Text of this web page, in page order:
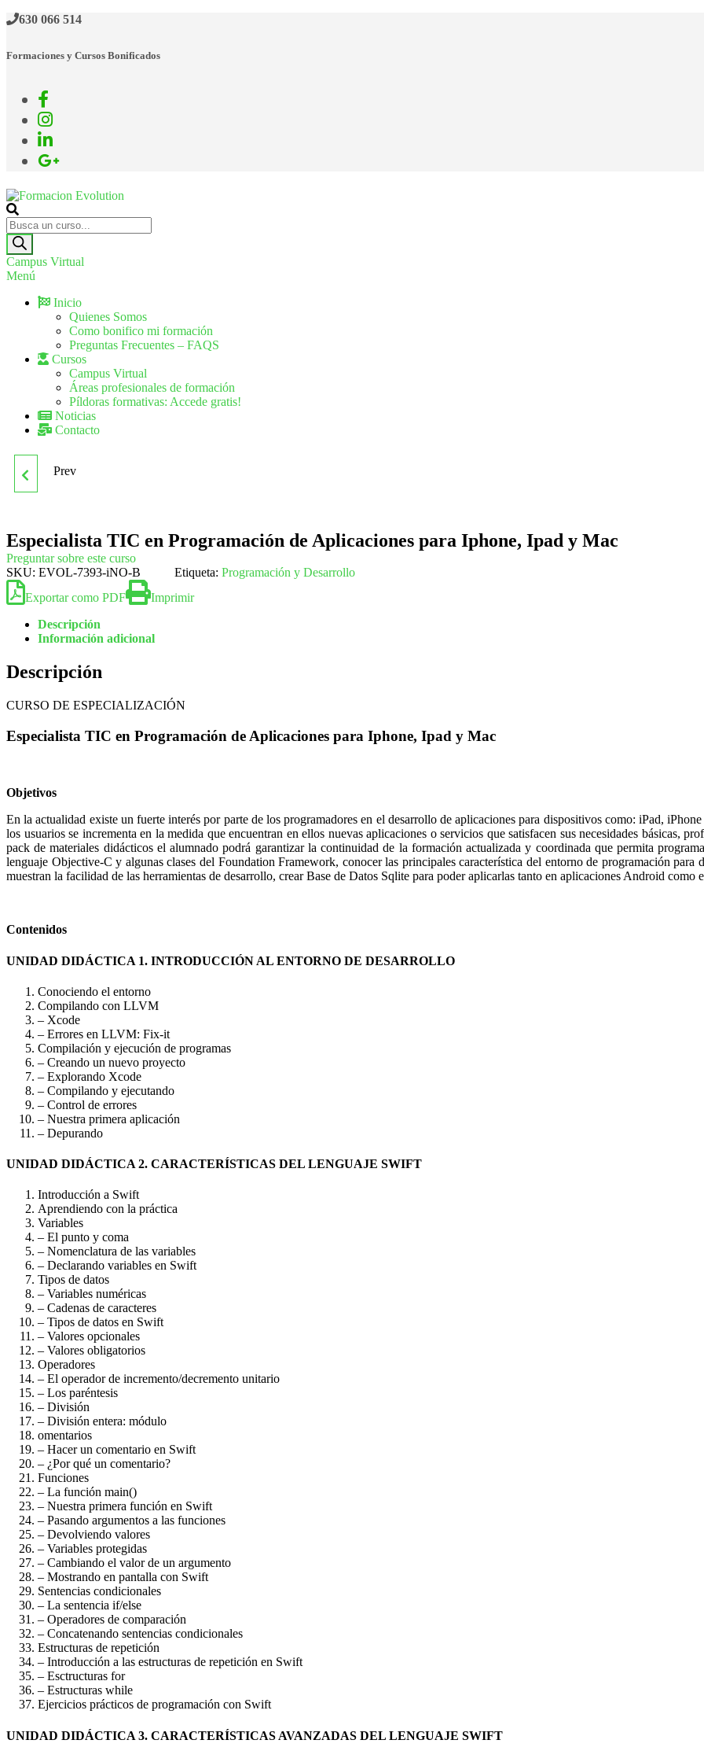
630 066 514
Formaciones y Cursos Bonificados
Formacion Evolution
Cursos de formación continua
Campus Virtual
Menú
Inicio
Quienes Somos
Como bonifico mi formación
Preguntas Frecuentes – FAQS
Cursos
Campus Virtual
Áreas profesionales de formación
Píldoras formativas: Accede gratis!
Noticias
Contacto
ESPECIALISTA TIC EN
ANIMACIÓN DE
PERSONAJES CON 3D
STUDIO MAX
Prev
Especialista TIC en Programación de Aplicaciones para Iphone, Ipad y Mac
Preguntar sobre este curso
SKU: EVOL-7393-iNO-B Etiqueta: Programación y Desarrollo
Exportar como PDF
Imprimir
Descripción
Información adicional
Descripción
CURSO DE ESPECIALIZACIÓN
Especialista TIC en Programación de Aplicaciones para Iphone, Ipad y Mac
Objetivos
En la actualidad existe un fuerte interés por parte de los programadores en el desarrollo de aplicaciones para dispositivos como: iPad,
los usuarios se incrementa en la medida que encuentran en ellos nuevas aplicaciones o servicios que satisfacen sus necesidades básicas,
pack de materiales didácticos el alumnado podrá garantizar la continuidad de la formación actualizada y coordinada que permita
lenguaje Objective-C y algunas clases del Foundation Framework, conocer las principales característica del entorno de programación para
muestran la facilidad de las herramientas de desarrollo, crear Base de Datos Sqlite para poder aplicarlas tanto en aplicaciones Android
Contenidos
UNIDAD DIDÁCTICA 1. INTRODUCCIÓN AL ENTORNO DE DESARROLLO
Conociendo el entorno
Compilando con LLVM
– Xcode
– Errores en LLVM: Fix-it
Compilación y ejecución de programas
– Creando un nuevo proyecto
– Explorando Xcode
– Compilando y ejecutando
– Control de errores
– Nuestra primera aplicación
– Depurando
UNIDAD DIDÁCTICA 2. CARACTERÍSTICAS DEL LENGUAJE SWIFT
Introducción a Swift
Aprendiendo con la práctica
Variables
– El punto y coma
– Nomenclatura de las variables
– Declarando variables en Swift
Tipos de datos
– Variables numéricas
– Cadenas de caracteres
– Tipos de datos en Swift
– Valores opcionales
– Valores obligatorios
Operadores
– El operador de incremento/decremento unitario
– Los paréntesis
– División
– División entera: módulo
omentarios
– Hacer un comentario en Swift
– ¿Por qué un comentario?
Funciones
– La función main()
– Nuestra primera función en Swift
– Pasando argumentos a las funciones
– Devolviendo valores
– Variables protegidas
– Cambiando el valor de un argumento
– Mostrando en pantalla con Swift
Sentencias condicionales
– La sentencia if/else
– Operadores de comparación
– Concatenando sentencias condicionales
Estructuras de repetición
– Introducción a las estructuras de repetición en Swift
– Esctructuras for
– Estructuras while
Ejercicios prácticos de programación con Swift
UNIDAD DIDÁCTICA 3. CARACTERÍSTICAS AVANZADAS DEL LENGUAJE SWIFT